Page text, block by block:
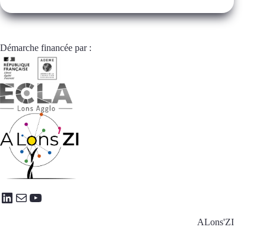
recyclage
de
glassine
Démarche financée par :
LinkedIn
E-mailYouTube
ALons'ZI